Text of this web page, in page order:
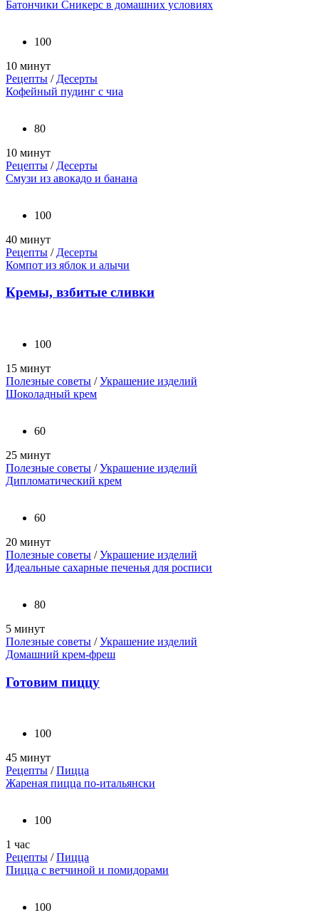
Батончики Сникерс в домашних условиях
100
10 минут
Рецепты / Десерты
Кофейный пудинг с чиа
80
10 минут
Рецепты / Десерты
Смузи из авокадо и банана
100
40 минут
Рецепты / Десерты
Компот из яблок и алычи
Кремы, взбитые сливки
100
15 минут
Полезные советы /Украшение изделий
Шоколадный крем
60
25 минут
Полезные советы /Украшение изделий
Дипломатический крем
60
20 минут
Полезные советы /Украшение изделий
Идеальные сахарные печенья для росписи
80
5 минут
Полезные советы /Украшение изделий
Домашний крем-фреш
Готовим пиццу
100
45 минут
Рецепты /Пицца
Жареная пицца по-итальянски
100
1 час
Рецепты /Пицца
Пицца с ветчиной и помидорами
100